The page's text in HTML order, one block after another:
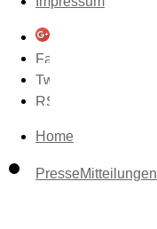
Home
PresseMitteilungen